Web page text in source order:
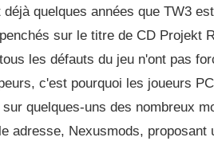
déjà quelques années que TW3
sur le titre de CD Projekt
les défauts du jeu n'ont pas
c'est pourquoi les joueurs
sur quelques-uns des nombreux
adresse, Nexusmods,